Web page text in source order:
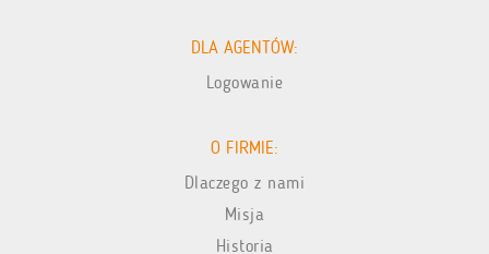
DLA AGENTÓW:
Logowanie
O FIRMIE:
Dlaczego z nami
Misja
Historia